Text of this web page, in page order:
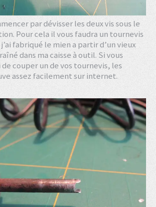
par dévisser les deux vis sous le
Pour cela il vous faudra un tournevis
fabriqué le mien a partir d’un vieux
dans ma caisse à outil. Si vous
de couper un de vos tournevis, les
assez facilement sur internet.